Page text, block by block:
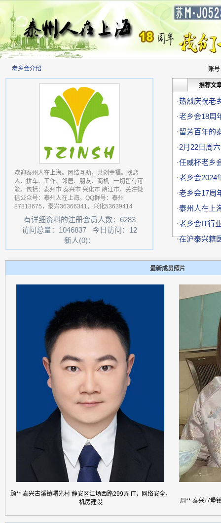
老乡会介绍 账
欢迎泰州人在上海。团结互助，共创幸福。找恋
人、拼车、工作、邻居、朋友、商机...一切皆有可
能。包括：泰州市 泰兴市 兴化市 靖江市。关注微
信公众号：泰州人在上海。QQ群号：泰州
87813675，泰兴36366341，兴化53639414
有详细资料的注册会员人数：6283
访问总量：1046837 今日访问：12
新人(0)：
推荐文
·热烈庆祝老
·老乡会18周
·留芳百年的
·2月22日周
·任威杯老乡
·老乡会2024
·老乡会17周
·泰州人在上
·老乡会IT行
·在沪泰兴籍
最新成员照片
顾** 泰兴古溪镇曙光村 静安区江场西路299弄 IT，网络安全，
机房建设
周** 泰兴宣堡